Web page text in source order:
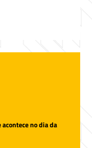
no dia da